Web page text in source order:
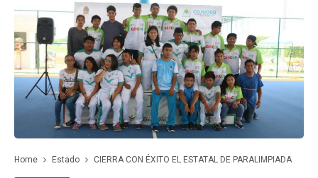
Home Estado CIERRA CON ÉXITO EL ESTATAL DE PARALIMPIADA